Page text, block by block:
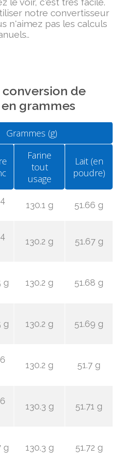
notre convertisseur
n'aimez pas les calculs
de
grammes
Grammes (g)
Farine
tout
usage
Lait (en
poudre)
130.1 g 51.66 g
130.2 g 51.67 g
g 130.2 g 51.68 g
g 130.2 g 51.69 g
130.2 g 51.7 g
130.3 g 51.71 g
g 130.3 g 51.72 g